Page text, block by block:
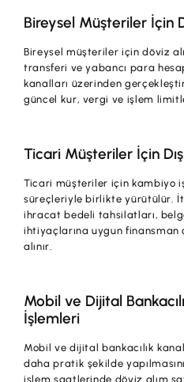
Bireysel Müşteriler İçin
Bireysel müşteriler için döviz
transferi ve yabancı para
kanalları üzerinden
güncel kur, vergi ve işlem
Ticari Müşteriler İçin
Ticari müşteriler için kambiyo
süreçleriyle birlikte yürütülür.
ihracat bedeli tahsilatları,
ihtiyaçlarına uygun
alınır.
Mobil ve Dijital
İşlemleri
Mobil ve dijital bankacılık
daha pratik şekilde
işlem saatlerinde döviz alım